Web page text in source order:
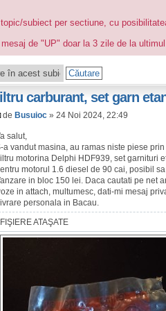
subiect per sectiune, cu
de "UP" doar la 3 zile de la
carburant, set garn
de Busuioc » 24 Noi 2024, 22:49
salut,
a vandut masina, au ramas niste piese
motorina Delphi HDF939, set garnituri
motorul 1.6 diesel de 90 cai, posibil
in bloc 150 lei. Daca cautati pe net
in attach, multumesc, dati-mi mesaj
personala in Bacau.
FIŞIERE ATAŞATE